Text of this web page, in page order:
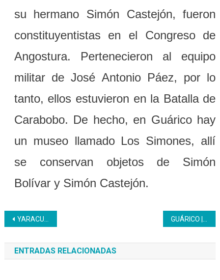
su hermano Simón Castejón, fueron
constituyentistas en el Congreso de
Angostura. Pertenecieron al equipo
militar de José Antonio Páez, por lo
tanto, ellos estuvieron en la Batalla de
Carabobo. De hecho, en Guárico hay
un museo llamado Los Simones, allí
se conservan objetos de Simón
Bolívar y Simón Castejón.
Navegación
de
entradas
YARACUY | Estudiantes del Sistema de Orquestas Módulo Inces realizaron recital de violín
ENTRADAS RELACIONADAS